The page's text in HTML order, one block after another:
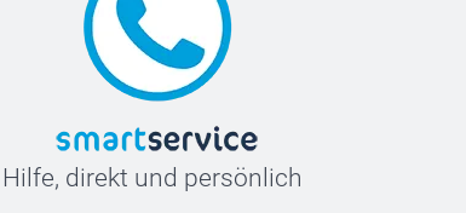
Hilfe, direkt und persönlich